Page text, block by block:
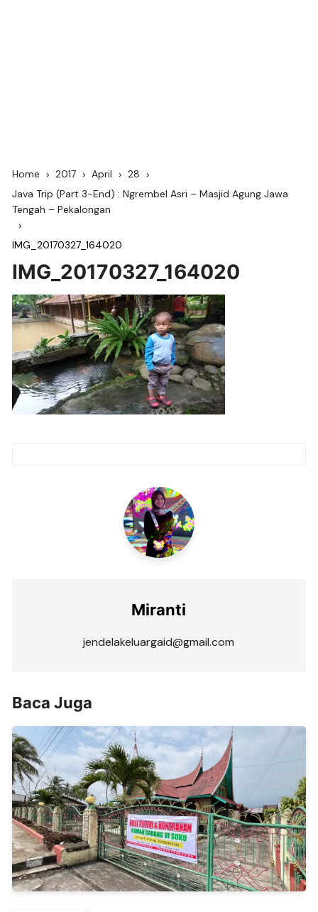
Home 2017 April
28
Java Trip (Part 3-End) : Ngrembel Asri – Masjid Agung Jawa
Tengah – Pekalongan
IMG_20170327_164020
IMG_20170327_164020
navigation
Miranti
jendelakeluargaid@gmail.com
Baca Juga